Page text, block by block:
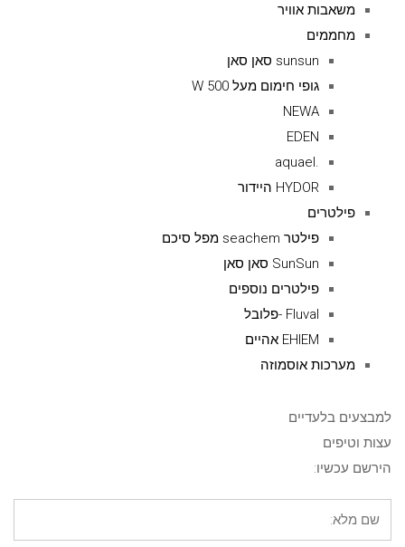
משאבות אוויר
מחממים
sunsun סאן סאן
גופי חימום מעל 500 W
NEWA
EDEN
.aquael
HYDOR היידור
פילטרים
פילטר seachem מפל סיכם
SunSun סאן סאן
פילטרים נוספים
Fluval -פלובל
EHIEM אהיים
מערכות אוסמוזה
למבצעים בלעדיים
עצות וטיפים
הירשם עכשיו: